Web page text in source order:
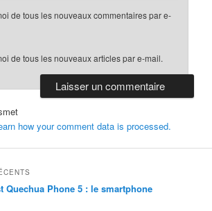
de tous les nouveaux commentaires par e-
de tous les nouveaux articles par e-mail.
how your comment data is processed.
Quechua Phone 5 : le smartphone